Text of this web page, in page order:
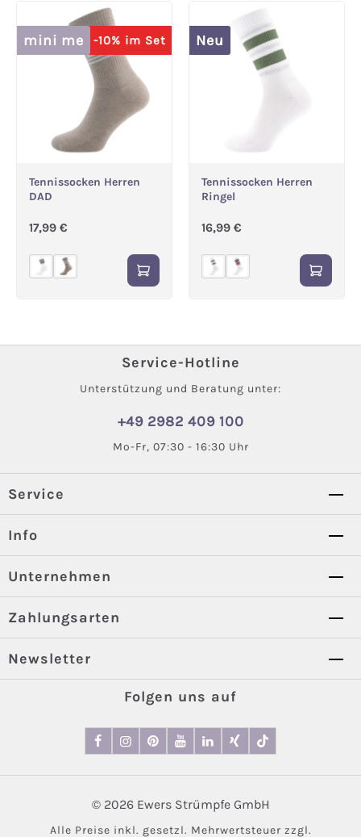
-10% im Set
mini me
Tennissocken Herren
DAD
Regulärer Preis:
17,99 €
Neu
Tennissocken Herren
Ringel
Regulärer Preis:
16,99 €
Service-Hotline
Unterstützung und Beratung unter:
+49 2982 409 100
Mo-Fr, 07:30 - 16:30 Uhr
Service
Info
Unternehmen
Zahlungsarten
Newsletter
Folgen uns auf
© 2026 Ewers Strümpfe GmbH
Alle Preise inkl. gesetzl. Mehrwertsteuer zzgl.